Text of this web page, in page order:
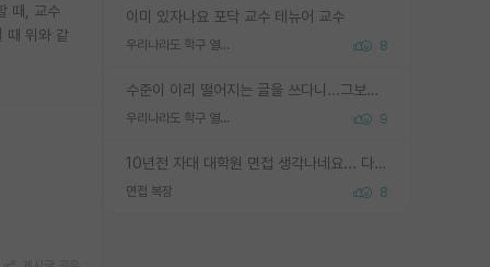
이미 있자나요 포닥 교수 테뉴어 교수
우리나라도 학구 열풍보면 Higher Doctorate 학위가 필요하다고 봅니다. 8
수준이 이리 떨어지는 글을 쓰다니...그보다 이런 헛소리에 정성들여 답변해주시는 분들에게 존경심 1 드림
우리나라도 학구 열풍보면 Higher Doctorate 학위가 필요하다고 봅니다. 9
10년전 자대 대학원 면접 생각나네요... 다들 양복에 넥타이까지 하고 갔더니, 국회의원 출마하냐고 놀리셨던. (면접질문내용: 증명사진에선 두상이 계란형인데, 실제론 그렇지 않다. 증명사진이 뭘 증명하고 있는거냐)ㅋㅋㅋㅋ
면접 복장 8
때, 교수
때 위와 같